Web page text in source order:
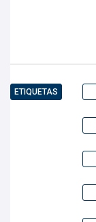
ETIQUETAS